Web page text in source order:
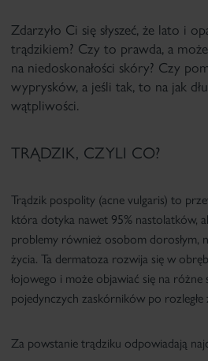
Zdarzyło Ci się słyszeć, że lato i
trądzikiem? Czy to prawda, a może
na niedoskonałości skóry? Czy
wyprysków, a jeśli tak, to na jak
wątpliwości.
TRĄDZIK, CZYLI CO?
Trądzik pospolity (acne vulgaris) to
która dotyka nawet 95% nastolatków,
problemy również osobom dorosłym,
życia. Ta dermatoza rozwija się w
łojowego i może objawiać się na różne
pojedynczych zaskórników po rozległe
Za powstanie trądziku odpowiadają